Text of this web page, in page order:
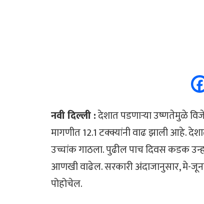
नवी दिल्ली :देशात पडणाऱ्या उष्णतेमुळे
मागणीत 12.1 टक्क्यांनी वाढ झाली आहे.
उच्चांक गाठला. पुढील पाच दिवस कडक
आणखी वाढेल. सरकारी अंदाजानुसार, मे-
पोहोचेल.